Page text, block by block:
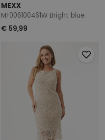
MEXX
MF006100461W Bright blue
€ 59,99